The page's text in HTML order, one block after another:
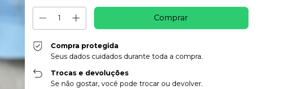
Compra protegida
Seus dados cuidados durante toda a compra.
Trocas e devoluções
Se não gostar, você pode trocar ou devolver.